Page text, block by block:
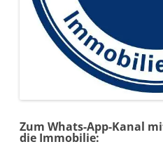
Zum Whats-App-Kanal
die Immobilie: